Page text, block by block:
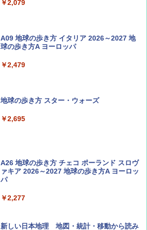
￥713
BE-PAL(ビ-パル) 2026年 9 月号【特別付録:
SOTO ミニマル"旅"財布 ランダム2種】
￥1,500
山と溪谷 2026年8月号「南アルプス大全」
￥1,540
Coyote No.89 特集 星野道夫 夢見る旅
￥1,540
AIRLINE（エアライン）2026年9月号【特
￥2,079
A09 地球の歩き方 イタリア 2026～2027 地
球の歩き方A ヨーロッパ
￥2,479
地球の歩き方 スター・ウォーズ
￥2,695
A26 地球の歩き方 チェコ ポーランド スロヴ
ァキア 2026～2027 地球の歩き方A ヨーロッ
パ
￥2,277
新しい日本地理 地図・統計・移動から読み